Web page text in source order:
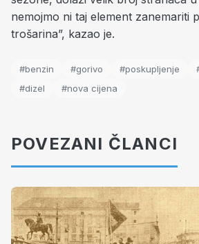
nemojmo ni taj element zanemariti
trošarina”, kazao je.
#benzin #gorivo #poskupljenje
#dizel
#nova cijena
POVEZANI ČLANCI